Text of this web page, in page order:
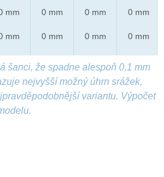
mm
mm
0 mm
0 mm
0 mm
0 mm
0 mm
0 mm
šanci, že spadne alespoň 0,1 mm
nejvyšší možný úhrn srážek,
variantu. Výpočet